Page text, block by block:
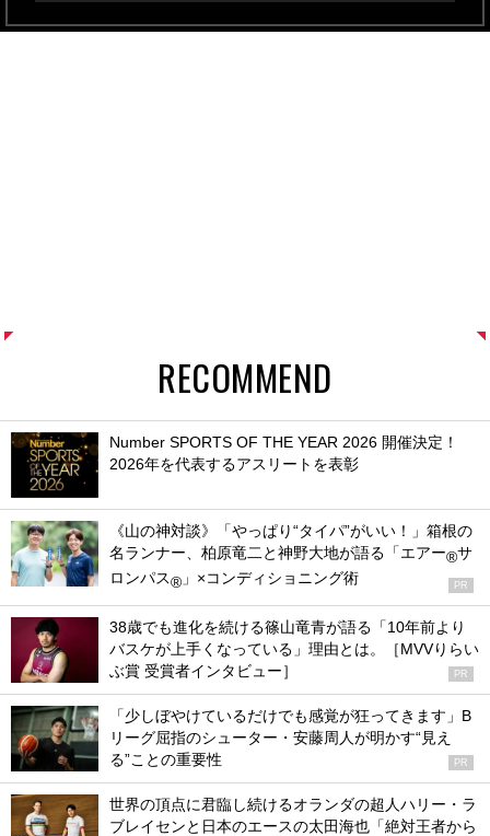
RECOMMEND
Number SPORTS OF THE YEAR 2026 開催決定！
2026年を代表するアスリートを表彰
《山の神対談》「やっぱり“タイパ”がいい！」箱根の
名ランナー、柏原竜二と神野大地が語る「エアー®サ
ロンパス® 」×コンディショニング術 PR
38歳でも進化を続ける篠山竜青が語る「10年前より
バスケが上手くなっている」理由とは。［MVVりらい
ぶ賞 受賞者インタビュー］
PR
「少しぼやけているだけでも感覚が狂ってきます」B
リーグ屈指のシューター・安藤周人が明かす“見え
る”ことの重要性
PR
世界の頂点に君臨し続けるオランダの超人ハリー・ラ
ブレイセンと日本のエースの太田海也「絶対王者から